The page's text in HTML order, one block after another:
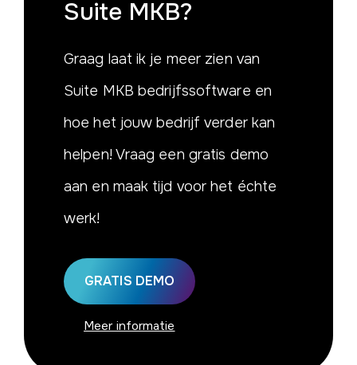
Suite MKB?
Graag laat ik je meer zien van
Suite MKB bedrijfssoftware en
hoe het jouw bedrijf verder kan
helpen! Vraag een gratis demo
aan en maak tijd voor het échte
werk!
GRATIS DEMO
Meer informatie